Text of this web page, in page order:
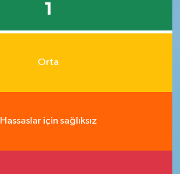
1
Orta
Hassaslar için sağlıksız